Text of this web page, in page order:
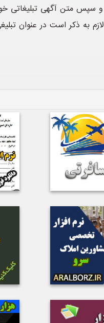
سپس متن آگهی تبلیغاتی
به ذکر است در عنوان